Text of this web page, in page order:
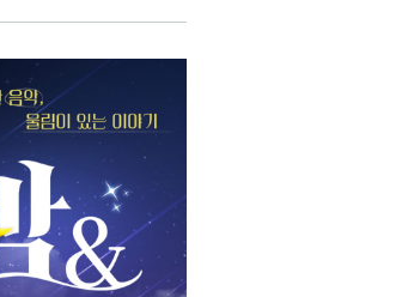
2026년 08월 07일(금)
2026년 08월 07일(금)
2026년 08월 07일(금)
2026년 08월 07일(금)
2026년 08월 07일(금)
2026년 08월 07일(금)